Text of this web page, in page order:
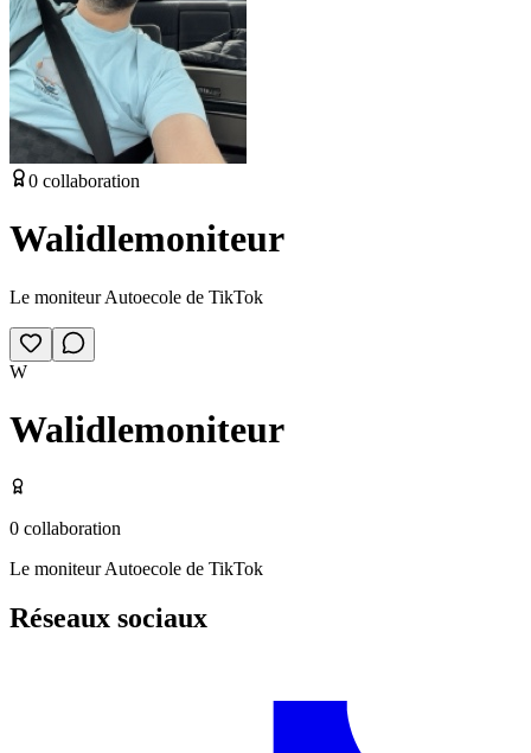
0 collaboration
Walidlemoniteur
Le moniteur Autoecole de TikTok
W
Walidlemoniteur
0 collaboration
Le moniteur Autoecole de TikTok
Réseaux sociaux